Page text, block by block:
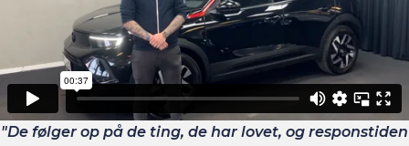
"De følger op på de ting, de har lovet, og responstiden